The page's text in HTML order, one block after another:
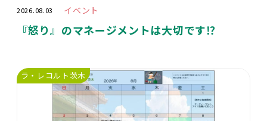
2026.08.03 イベント
『怒り』のマネージメントは大切です⁉️
ラ・レコルト茨木